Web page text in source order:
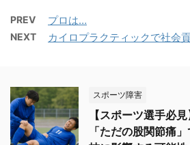
PREV プロは…
NEXT カイロプラクティックで社会
スポーツ障害
【スポーツ選手必
「ただの股関節痛